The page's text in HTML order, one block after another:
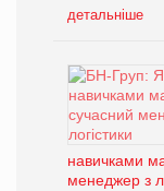
детальніше
навичками
менеджер з